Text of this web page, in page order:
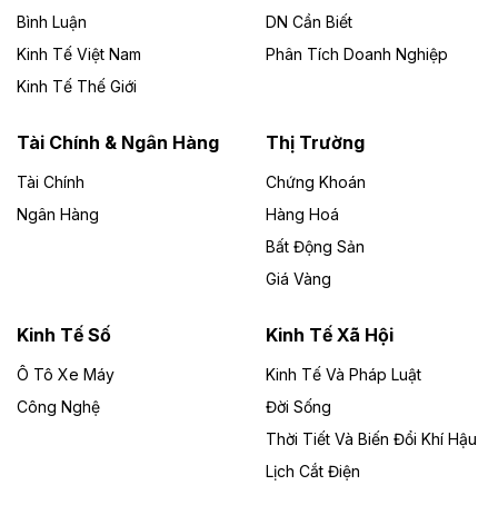
Theo vietnamfinance.vn
Đức Long Gia Lai mở rộng ‘hệ sinh thái’
Lai
Bốn doanh nghiệp có sự góp vốn của Công ty Cổ
phần Tập đoàn Đức Long Gia Lai (HoSE: DLG) được
Gia Lai với tổng vốn hơn 4.750 tỷ đồng.
Đồng Nai cho thuê gần 59 ha đất làm khu
công nghiệp ở Long Thành
UBND TP Đồng Nai cho Công ty Amata thuê gần 59 ha
đất để đầu tư khu công nghiệp công nghệ cao Long
Bình Luận
Kinh Tế Việt Nam
Kinh Tế Thế Giới
DN Cần Biết
Phân Tích Doanh Nghiệp
Tài Chính & Ngân Hàng
Tài Chính
Ngân Hàng
Thị Trường
Chứng Khoán
Hàng Hoá
Bất Động Sản
Giá Vàng
Kinh Tế Số
Ô Tô Xe Máy
Công Nghệ
Kinh Tế Xã Hội
Kinh Tế Và Pháp Luật
Đời Sống
Thời Tiết Và Biến Đổi Khí Hậu
Lịch Cắt Điện